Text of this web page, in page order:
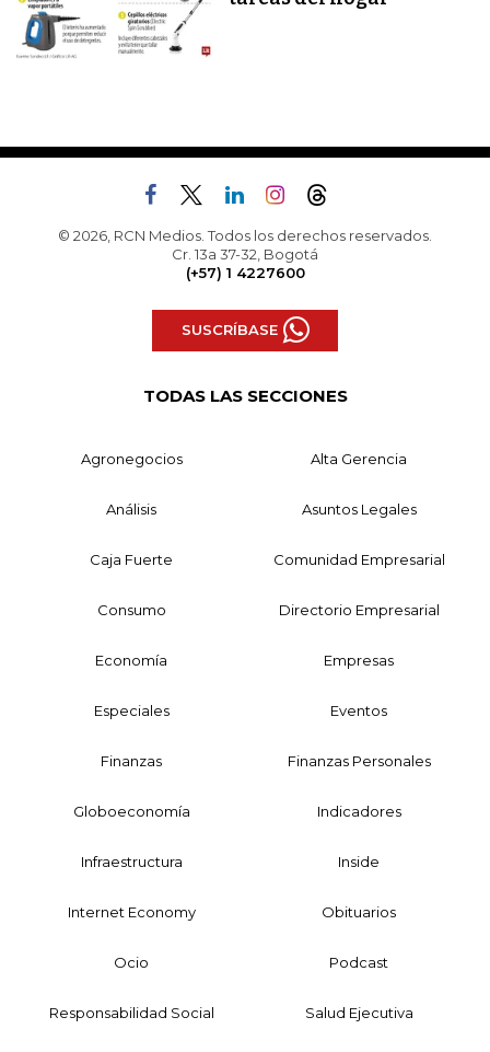
© 2026, RCN Medios. Todos los derechos reservados.
Cr. 13a 37-32, Bogotá
(+57) 1 4227600
SUSCRÍBASE
TODAS LAS SECCIONES
Agronegocios Alta Gerencia
Análisis Asuntos Legales
Caja Fuerte Comunidad Empresarial
Consumo Directorio Empresarial
Economía Empresas
Especiales Eventos
Finanzas Finanzas Personales
Globoeconomía Indicadores
Infraestructura Inside
Internet Economy Obituarios
Ocio Podcast
Responsabilidad Social Salud Ejecutiva